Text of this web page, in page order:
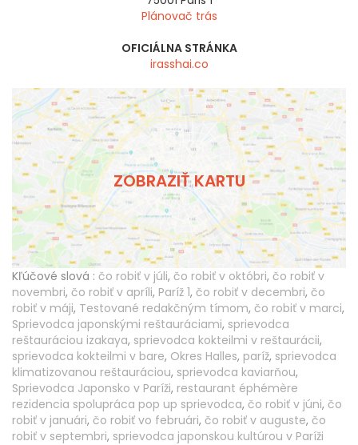
Plánovač trás
OFICIÁLNA STRÁNKA
irasshai.co
ZOBRAZIŤ KARTU
Kľúčové slová : čo robiť v júli, čo robiť v októbri, čo robiť v
novembri, čo robiť v apríli, Paríž 1, čo robiť v decembri, čo
robiť v máji, Testované redakčným tímom, čo robiť v marci,
Sprievodca japonskými reštauráciami, sprievodca
reštauráciou izakaya, sprievodca kokteilmi v reštaurácii,
sprievodca kokteilmi v bare, Okres Halles, paríž, sprievodca
klimatizovanou reštauráciou, sprievodca kaviarňou,
Sprievodca Japonsko v Paríži, restaurant éphémère
rezidencia spolupráca pop up sprievodca, čo robiť v júni, čo
robiť v januári, čo robiť vo februári, čo robiť v auguste, čo
robiť v septembri, sprievodca japonskou kultúrou v Paríži